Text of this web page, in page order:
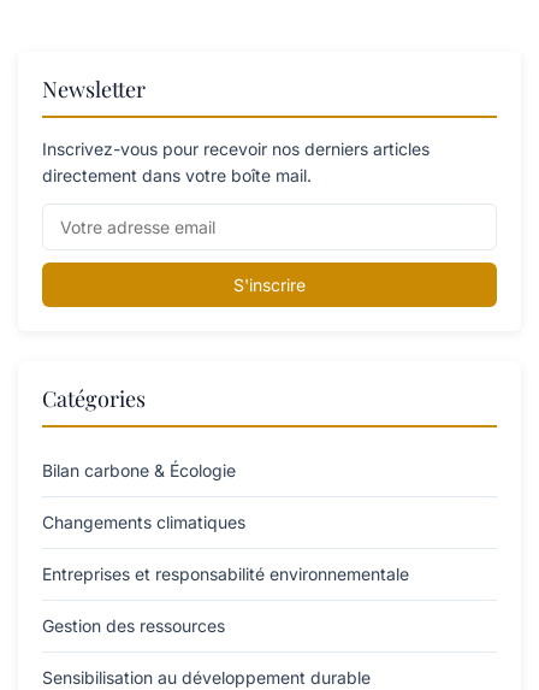
Newsletter
Inscrivez-vous pour recevoir nos derniers articles
directement dans votre boîte mail.
S'inscrire
Catégories
Bilan carbone & Écologie
Changements climatiques
Entreprises et responsabilité environnementale
Gestion des ressources
Sensibilisation au développement durable